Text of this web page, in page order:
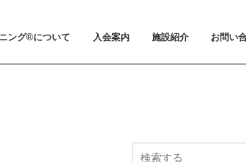
ング®について
ング®とは
紹介
ズについて
入会案内
入会案内
料金とお支払い方法について
体験会とトライアルプランについて
ビジター利用のご案内
会員規約
施設紹介
施設紹介
設置マシンのご紹介
アクセス
スタッフ紹介
お問い
お問い
入会手
体験会
見学・
よくあ